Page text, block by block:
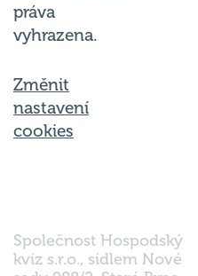
práva
vyhrazena.
Změnit
nastavení
cookies
Společnost Hospodský
kvíz s.r.o., sídlem Nové